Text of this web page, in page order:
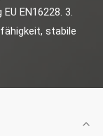
EN16228. 3.
stabile